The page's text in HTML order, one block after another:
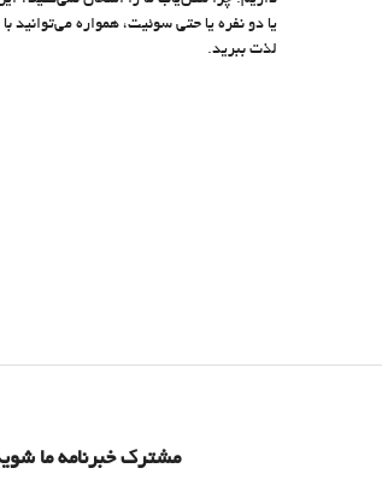
لذت ببرید.
مشترک خبرنامه ما